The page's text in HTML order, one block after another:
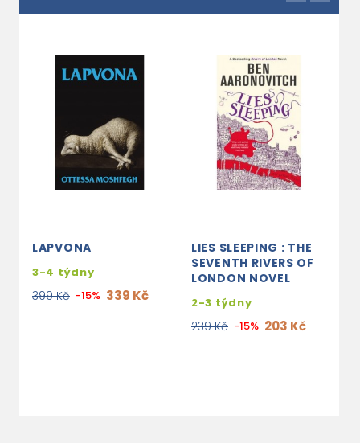
LAPVONA
3-4 týdny
399 Kč -15% 339 Kč
LIES SLEEPING : THE
SEVENTH RIVERS OF
LONDON NOVEL
2-3 týdny
239 Kč -15% 203 Kč